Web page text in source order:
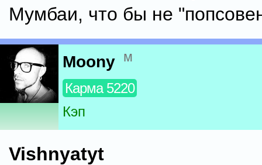
Мумбаи, что бы не
Moony м
Карма 5220
Кэп
Vishnyatyt